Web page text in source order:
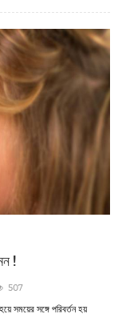
!
507
সময়ের সঙ্গে পরিবর্তন হয়